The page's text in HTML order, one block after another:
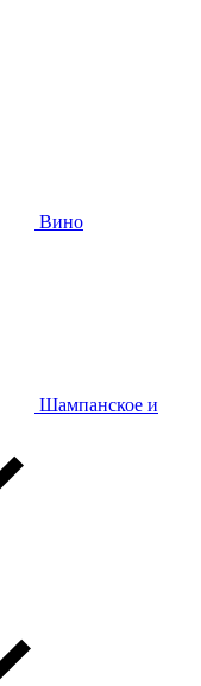
Вино
Шампанское и